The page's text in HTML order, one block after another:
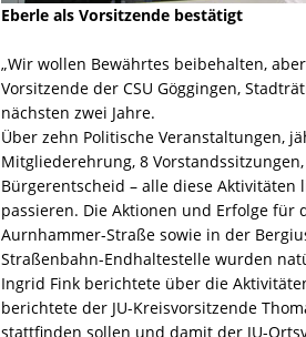
Eberle als Vorsitzende bestätigt
„Wir wollen Bewährtes beibehalten,
Vorsitzende der CSU Göggingen,
nächsten zwei Jahre.
Über zehn Politische Veranstaltungen,
Mitgliederehrung, 8
Bürgerentscheid – alle diese
passieren. Die Aktionen und Erfolge für
Aurnhammer-Straße sowie in der
Straßenbahn-Endhaltestelle wurden
Ingrid Fink berichtete über die
berichtete der JU-Kreisvorsitzende
stattfinden sollen und damit der JU-